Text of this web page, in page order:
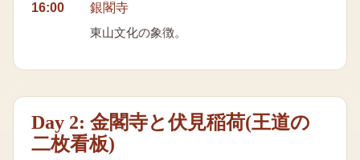
16:00 銀閣寺
東山文化の象徴。
Day 2: 金閣寺と伏見稲荷(王道の
二枚看板)